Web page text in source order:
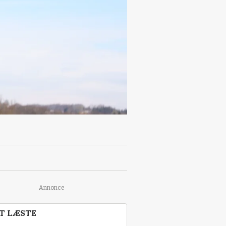
Annonce
LÆSTE